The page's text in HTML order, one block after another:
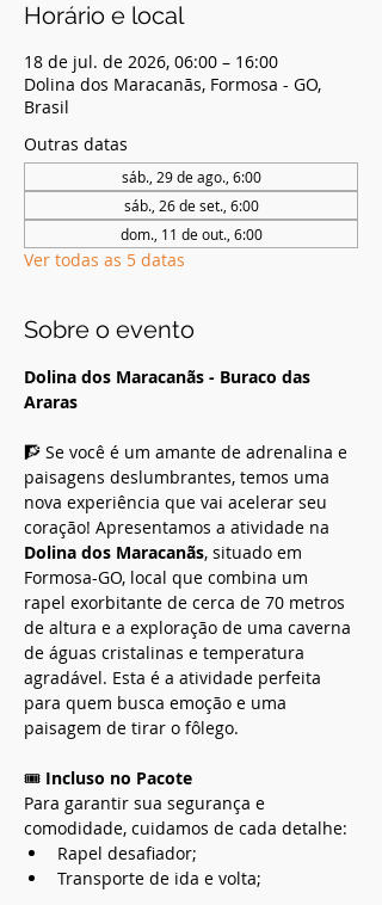
Horário e local
18 de jul. de 2026, 06:00 – 16:00
Dolina dos Maracanãs, Formosa - GO,
Brasil
Outras datas
sáb., 29 de ago., 6:00
sáb., 26 de set., 6:00
dom., 11 de out., 6:00
Ver todas as 5 datas
Sobre o evento
Dolina dos Maracanãs - Buraco das
Araras
🧗 Se você é um amante de adrenalina e
paisagens deslumbrantes, temos uma
nova experiência que vai acelerar seu
coração! Apresentamos a atividade na
Dolina dos Maracanãs, situado em
Formosa-GO, local que combina um
rapel exorbitante de cerca de 70 metros
de altura e a exploração de uma caverna
de águas cristalinas e temperatura
agradável. Esta é a atividade perfeita
para quem busca emoção e uma
paisagem de tirar o fôlego.
🎟️ Incluso no Pacote
Para garantir sua segurança e
comodidade, cuidamos de cada detalhe:
Rapel desafiador;
Transporte de ida e volta;